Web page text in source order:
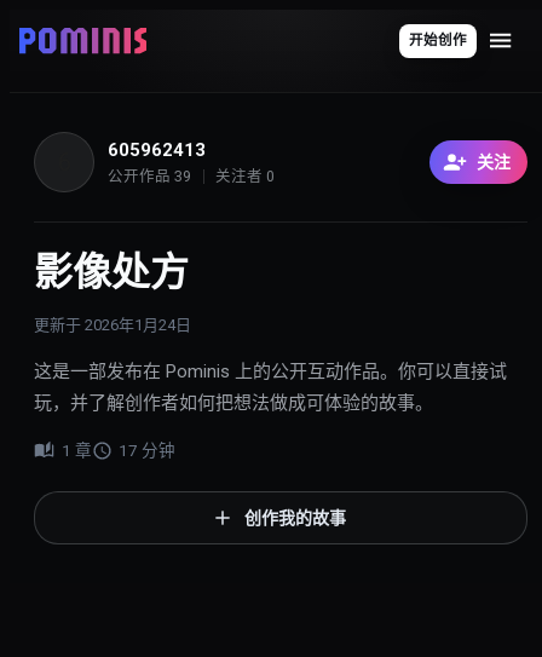
开始创作
605962413
公开作品 39 关注者 0
关注
影像处方
更新于 2026年1月24日
这是一部发布在 Pominis 上的公开互动作品。你可以直接试
玩，并了解创作者如何把想法做成可体验的故事。
1 章 17 分钟
创作我的故事